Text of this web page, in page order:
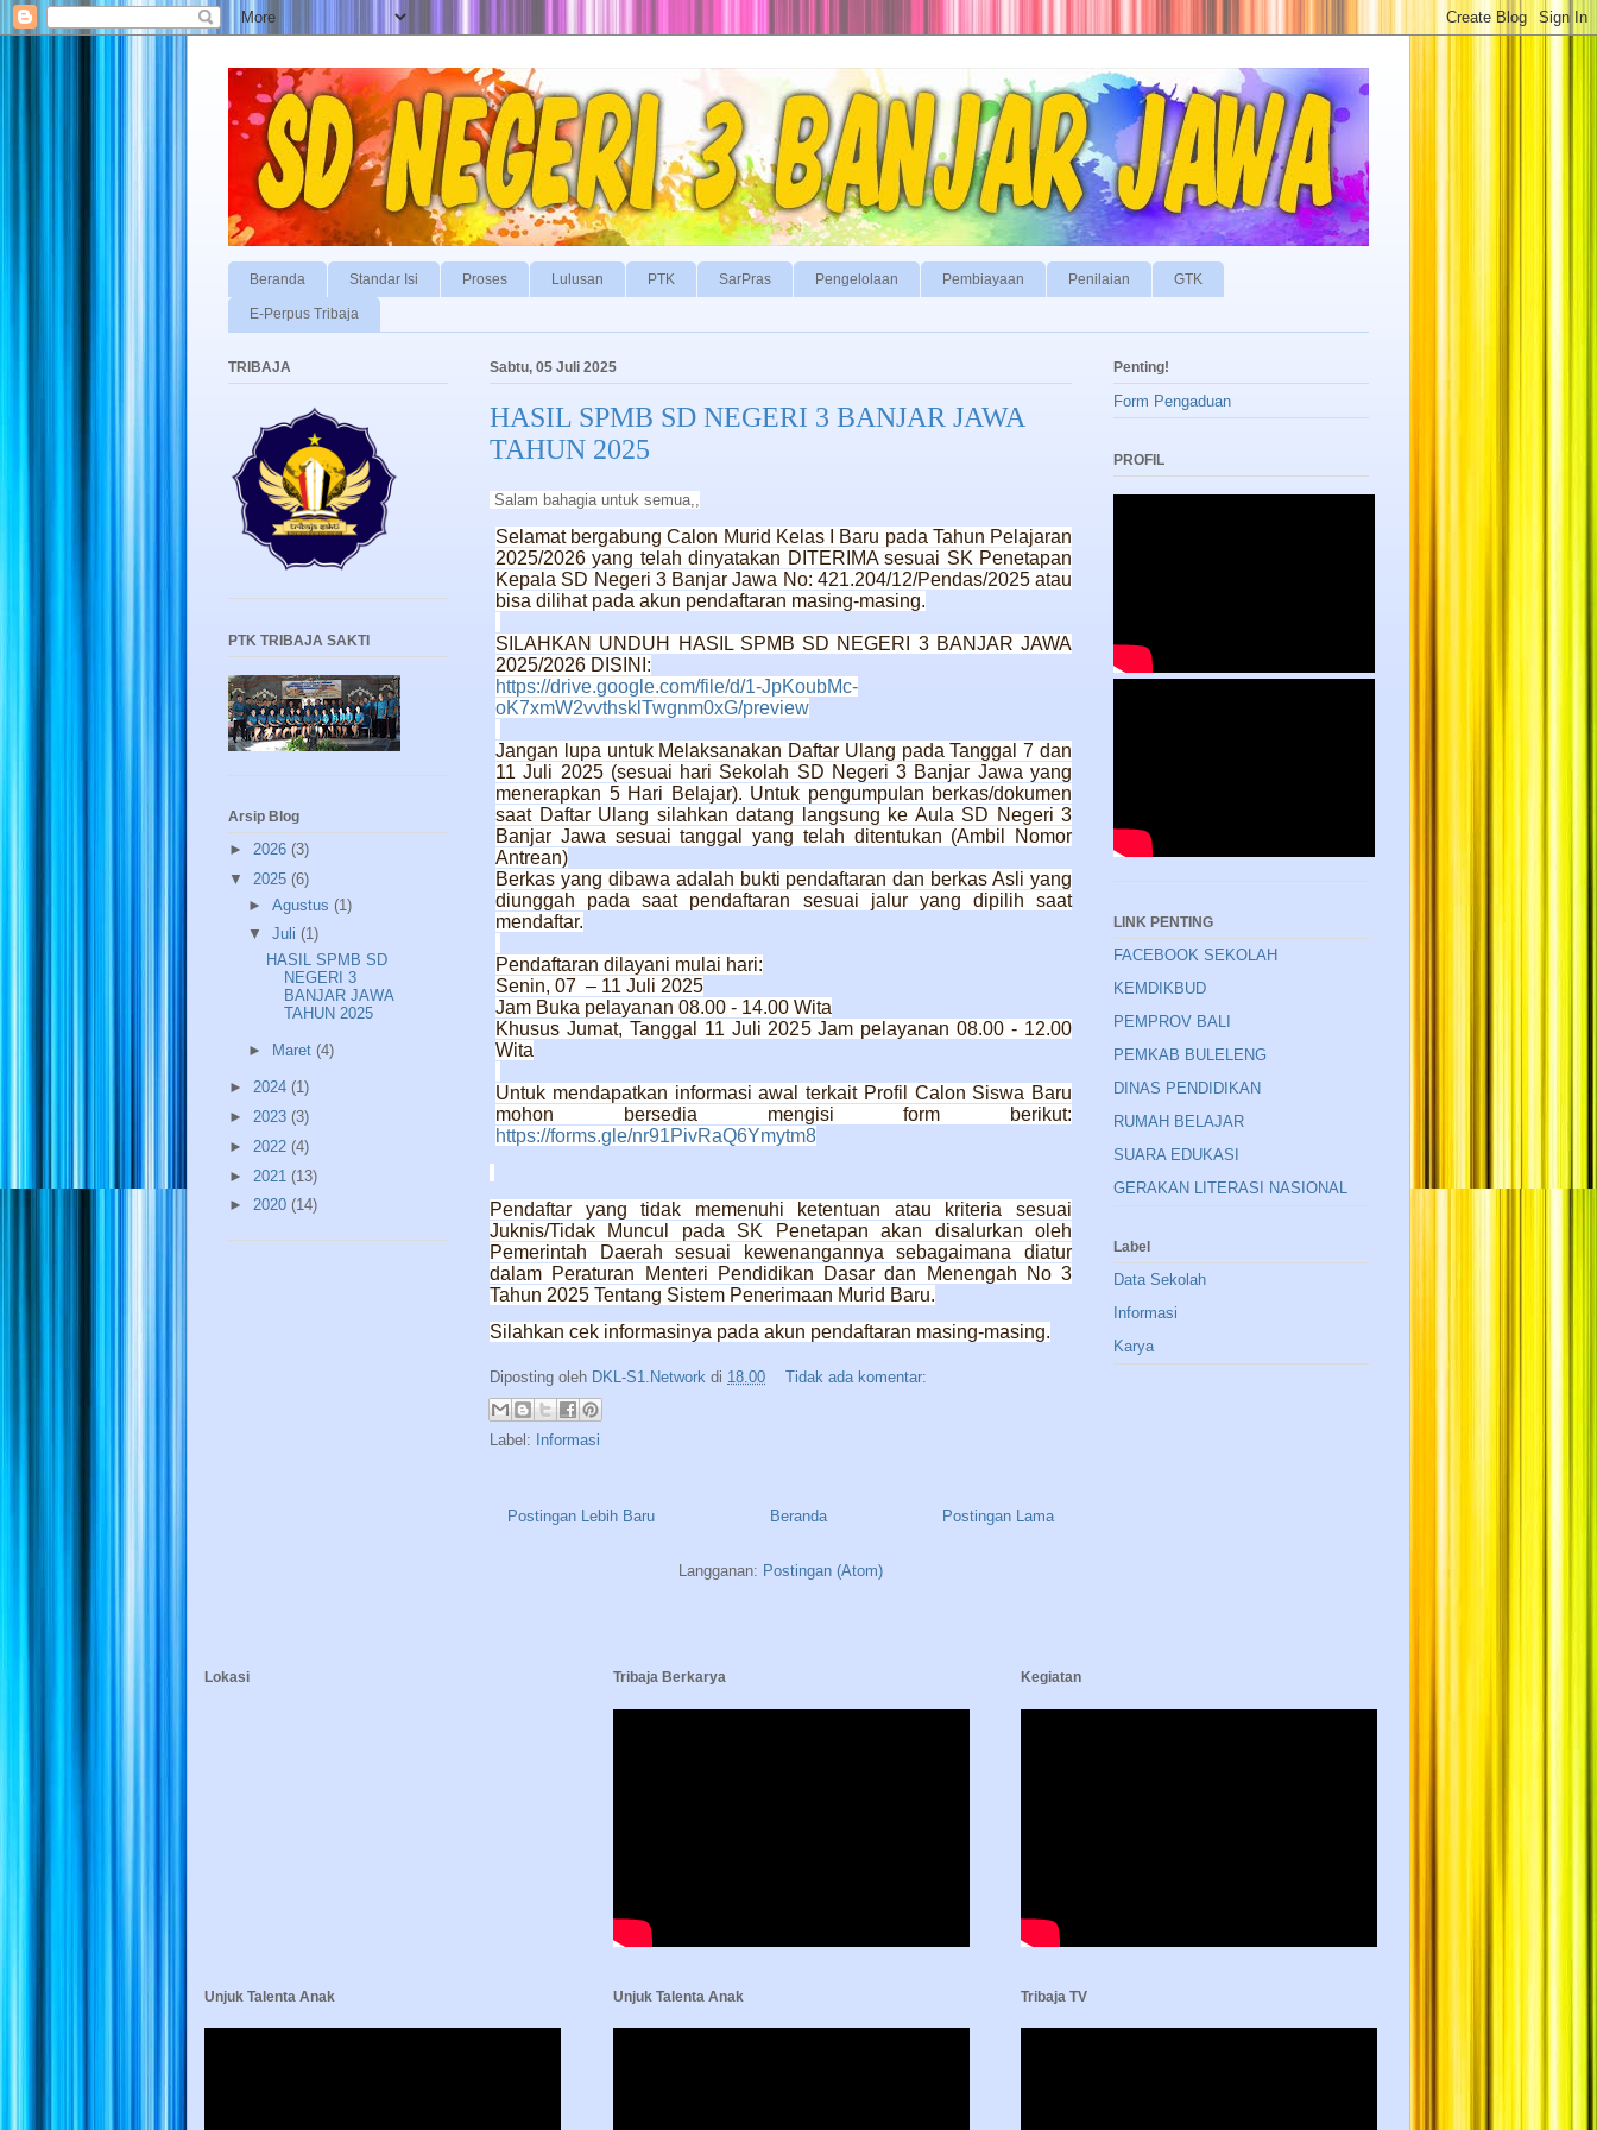
Beranda Standar Isi Proses Lulusan PTK SarPras Pengelolaan Pembiayaan Penilaian GTK
E-Perpus Tribaja
Sabtu, 05 Juli 2025
HASIL SPMB SD NEGERI 3 BANJAR JAWA
TAHUN 2025
Salam bahagia untuk semua,,
Selamat bergabung Calon Murid Kelas I Baru pada Tahun Pelajaran
2025/2026 yang telah dinyatakan DITERIMA sesuai SK Penetapan
Kepala SD Negeri 3 Banjar Jawa No: 421.204/12/Pendas/2025 atau
bisa dilihat pada akun pendaftaran masing-masing.
SILAHKAN UNDUH HASIL SPMB SD NEGERI 3 BANJAR JAWA
2025/2026 DISINI:
https://drive.google.com/file/d/1-JpKoubMc-
oK7xmW2vvthsklTwgnm0xG/preview
Jangan lupa untuk Melaksanakan Daftar Ulang pada Tanggal 7 dan
11 Juli 2025 (sesuai hari Sekolah SD Negeri 3 Banjar Jawa yang
menerapkan 5 Hari Belajar). Untuk pengumpulan berkas/dokumen
saat Daftar Ulang silahkan datang langsung ke Aula SD Negeri 3
Banjar Jawa sesuai tanggal yang telah ditentukan (Ambil Nomor
Antrean)
Berkas yang dibawa adalah bukti pendaftaran dan berkas Asli yang
diunggah pada saat pendaftaran sesuai jalur yang dipilih saat
mendaftar.
Pendaftaran dilayani mulai hari:
Senin, 07 – 11 Juli 2025
Jam Buka pelayanan 08.00 - 14.00 Wita
Khusus Jumat, Tanggal 11 Juli 2025 Jam pelayanan 08.00 - 12.00
Wita
Untuk mendapatkan informasi awal terkait Profil Calon Siswa Baru
mohon bersedia mengisi form berikut:
https://forms.gle/nr91PivRaQ6Ymytm8
Pendaftar yang tidak memenuhi ketentuan atau kriteria sesuai
Juknis/Tidak Muncul pada SK Penetapan akan disalurkan oleh
Pemerintah Daerah sesuai kewenangannya sebagaimana diatur
dalam Peraturan Menteri Pendidikan Dasar dan Menengah No 3
Tahun 2025 Tentang Sistem Penerimaan Murid Baru.
Silahkan cek informasinya pada akun pendaftaran masing-masing.
Diposting oleh DKL-S1.Network di 18.00 Tidak ada komentar:
Label: Informasi
Postingan Lebih Baru Postingan Lama
Beranda
Langganan: Postingan (Atom)
TRIBAJA
PTK TRIBAJA SAKTI
Arsip Blog
► 2026 (3)
▼ 2025 (6)
► Agustus (1)
▼ Juli (1)
HASIL SPMB SD
NEGERI 3
BANJAR JAWA
TAHUN 2025
► Maret (4)
► 2024 (1)
► 2023 (3)
► 2022 (4)
► 2021 (13)
► 2020 (14)
Penting!
Form Pengaduan
PROFIL
LINK PENTING
FACEBOOK SEKOLAH
KEMDIKBUD
PEMPROV BALI
PEMKAB BULELENG
DINAS PENDIDIKAN
RUMAH BELAJAR
SUARA EDUKASI
GERAKAN LITERASI NASIONAL
Label
Data Sekolah
Informasi
Karya
Lokasi
Unjuk Talenta Anak
Tribaja Berkarya
Unjuk Talenta Anak
Kegiatan
Tribaja TV